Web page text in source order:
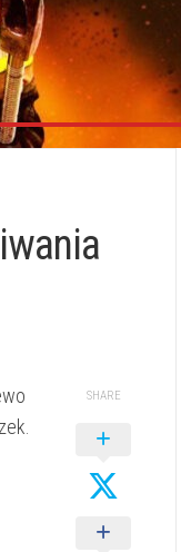
SHARE